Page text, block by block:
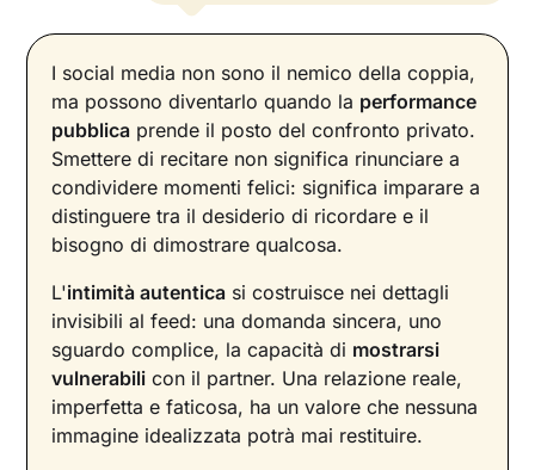
I social media non sono il nemico della coppia,
ma possono diventarlo quando la performance
pubblica prende il posto del confronto privato.
Smettere di recitare non significa rinunciare a
condividere momenti felici: significa imparare a
distinguere tra il desiderio di ricordare e il
bisogno di dimostrare qualcosa.
L'intimità autentica si costruisce nei dettagli
invisibili al feed: una domanda sincera, uno
sguardo complice, la capacità di mostrarsi
vulnerabili con il partner. Una relazione reale,
imperfetta e faticosa, ha un valore che nessuna
immagine idealizzata potrà mai restituire.